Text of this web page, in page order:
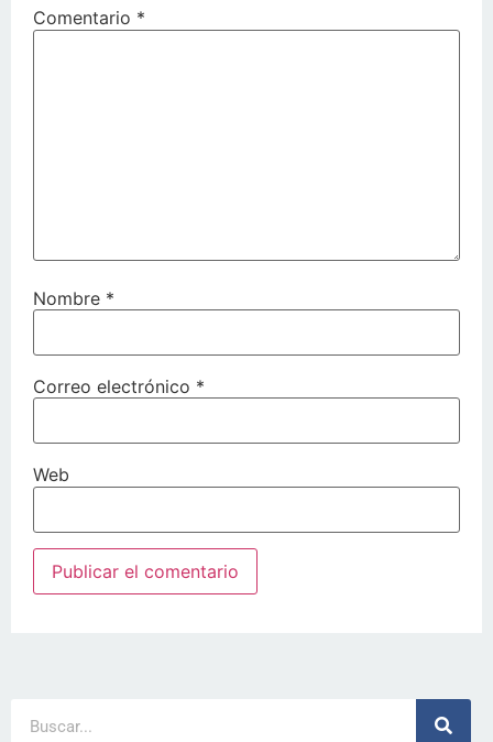
Comentario *
Nombre *
Correo electrónico *
Web